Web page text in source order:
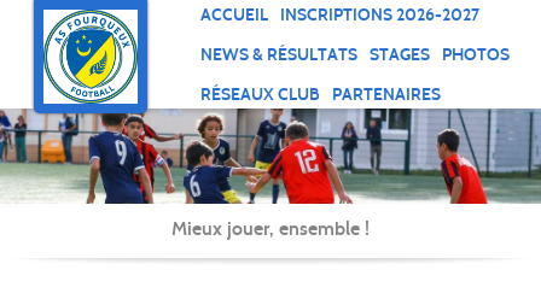
ACCUEIL
INSCRIPTIONS 2026-2027
NEWS & RÉSULTATS
STAGES
PHOTOS
RÉSEAUX CLUB
PARTENAIRES
Mieux jouer, ensemble !
Panneau de gestion des cookies